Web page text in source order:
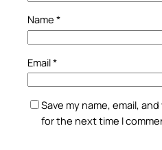
Name *
Email*
Save my name, email,
for the next time I